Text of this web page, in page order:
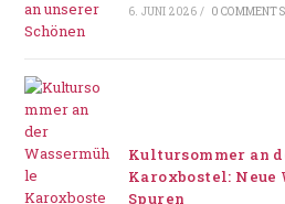
6. JUNI 2026 / 0 COMMENTS
Kultursommer an
Karoxbostel: Neue
Spuren